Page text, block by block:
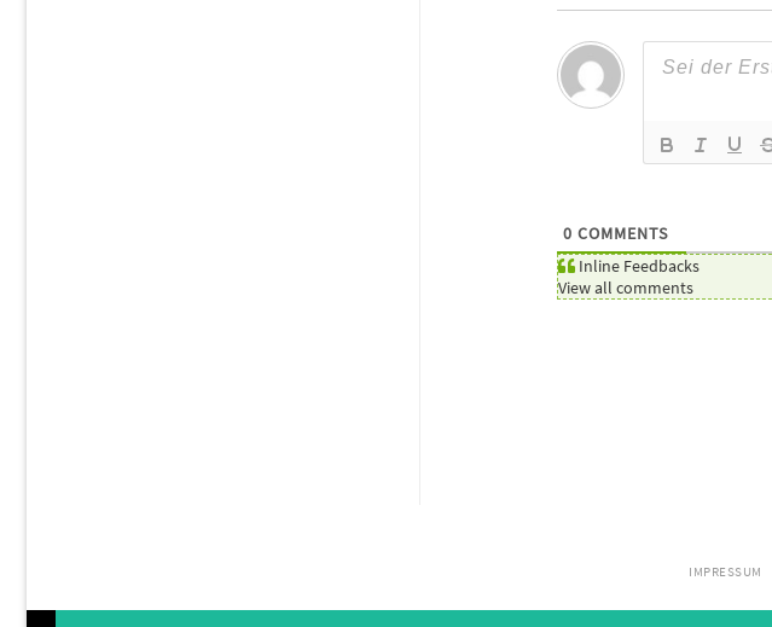
0 COMMENTS
Inline Feedbacks
View all comments
IMPRESSUM